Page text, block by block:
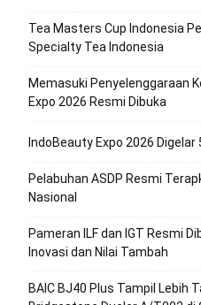
Tea Masters Cup Indonesia
Specialty Tea Indonesia
Memasuki Penyelenggaraan
Expo 2026 Resmi Dibuka
IndoBeauty Expo 2026
Pelabuhan ASDP Resmi
Nasional
Pameran ILF dan IGT Resmi
Inovasi dan Nilai Tambah
BAIC BJ40 Plus Tampil Lebih